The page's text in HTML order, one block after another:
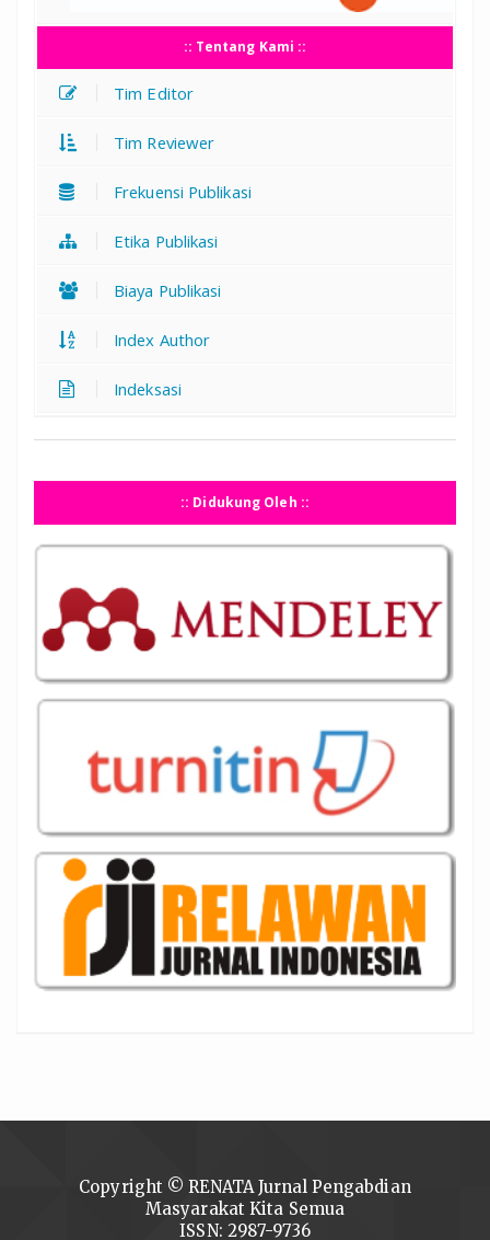
:: Tentang Kami ::
Tim Editor
Tim Reviewer
Frekuensi Publikasi
Etika Publikasi
Biaya Publikasi
Index Author
Indeksasi
:: Didukung Oleh ::
Copyright © RENATA Jurnal Pengabdian
Masyarakat Kita Semua
ISSN: 2987-9736